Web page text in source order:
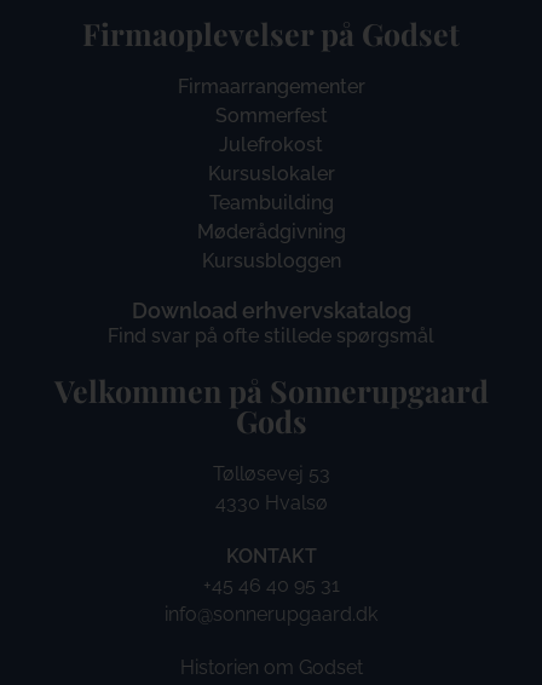
Velkommen på Sonnerupgaard
Gods​
Tølløsevej 53
4330 Hvalsø
KONTAKT
+45 46 40 95 31
info@sonnerupgaard.dk
Historien om Godset
Firmaoplevelser på Godset
Firmaarrangementer
Sommerfest
Julefrokost
Kursuslokaler
Teambuilding
Møderådgivning
Kursusbloggen
Download erhvervskatalog
Find svar på ofte stillede spørgsmål